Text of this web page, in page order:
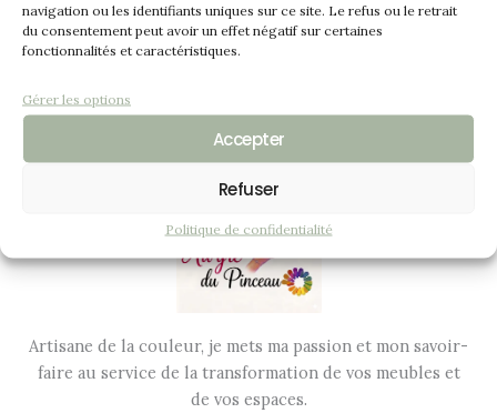
navigation ou les identifiants uniques sur ce site. Le refus ou le retrait
du consentement peut avoir un effet négatif sur certaines
fonctionnalités et caractéristiques.
Gérer les options
Accepter
Refuser
Politique de confidentialité
Modèle unique.
Artisane de la couleur, je mets ma passion et mon savoir-
faire au service de la transformation de vos meubles et
de vos espaces.